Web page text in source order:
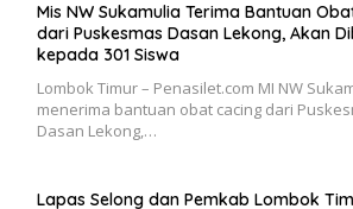
Mis NW Sukamulia Terima Bantuan
dari Puskesmas Dasan Lekong, Akan
kepada 301 Siswa
Lombok Timur – Penasilet.com MI NW
menerima bantuan obat cacing dari
Dasan Lekong,…
Lapas Selong dan Pemkab Lombok